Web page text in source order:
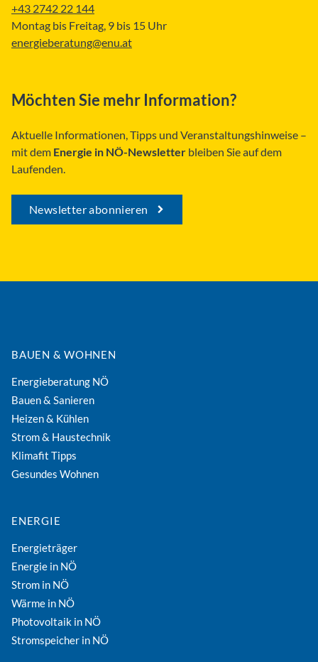
+43 2742 22 144
Montag bis Freitag, 9 bis 15 Uhr
energieberatung@enu.at
Möchten Sie mehr Information?
Aktuelle Informationen, Tipps und Veranstaltungshinweise –
mit dem Energie in NÖ-Newsletter bleiben Sie auf dem
Laufenden.
Newsletter abonnieren
BAUEN & WOHNEN
Energieberatung NÖ
Bauen & Sanieren
Heizen & Kühlen
Strom & Haustechnik
Klimafit Tipps
Gesundes Wohnen
ENERGIE
Energieträger
Energie in NÖ
Strom in NÖ
Wärme in NÖ
Photovoltaik in NÖ
Stromspeicher in NÖ